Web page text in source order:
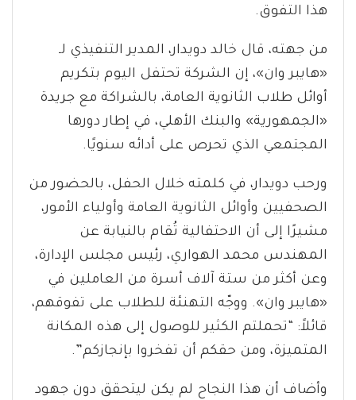
هذا التفوق.
من جهته، قال خالد دويدار، المدير التنفيذي لـ
«هايبر وان»، إن الشركة تحتفل اليوم بتكريم
أوائل طلاب الثانوية العامة، بالشراكة مع جريدة
«الجمهورية» والبنك الأهلي، في إطار دورها
المجتمعي الذي تحرص على أدائه سنويًا.
ورحب دويدار، في كلمته خلال الحفل، بالحضور من
الصحفيين وأوائل الثانوية العامة وأولياء الأمور،
مشيرًا إلى أن الاحتفالية تُقام بالنيابة عن
المهندس محمد الهواري، رئيس مجلس الإدارة،
وعن أكثر من ستة آلاف أسرة من العاملين في
«هايبر وان». ووجّه التهنئة للطلاب على تفوقهم،
قائلاً: “تحملتم الكثير للوصول إلى هذه المكانة
المتميزة، ومن حقكم أن تفخروا بإنجازكم”.
وأضاف أن هذا النجاح لم يكن ليتحقق دون جهود